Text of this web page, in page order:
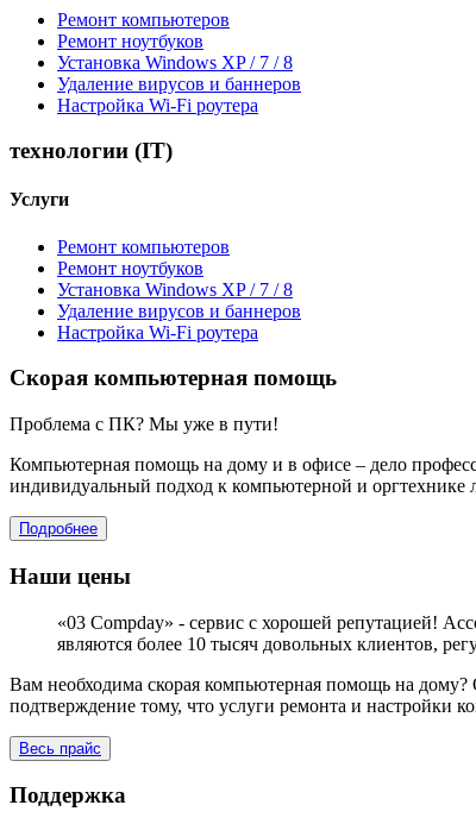
Ремонт компьютеров
Ремонт ноутбуков
Установка Windows XP / 7 / 8
Удаление вирусов и баннеров
Настройка Wi-Fi роутера
технологии (IT)
Услуги
Ремонт компьютеров
Ремонт ноутбуков
Установка Windows XP / 7 / 8
Удаление вирусов и баннеров
Настройка Wi-Fi роутера
Скорая компьютерная помощь
Проблема с ПК? Мы уже в пути!
Компьютерная помощь на дому и в офисе – дело
индивидуальный подход к компьютерной и оргтехнике
Подробнее
Наши цены
«03 Compday» - сервис с хорошей репутацией!
являются более 10 тысяч довольных клиентов,
Вам необходима скорая компьютерная помощь на
подтверждение тому, что услуги ремонта и настройки
Весь прайс
Поддержка